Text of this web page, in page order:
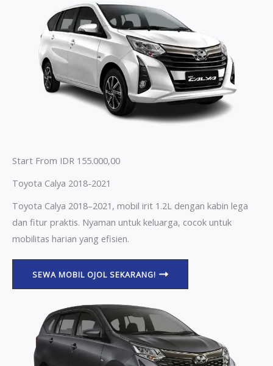
Start From IDR 155.000,00
Toyota Calya 2018-2021
Toyota Calya 2018–2021, mobil irit 1.2L dengan kabin lega
dan fitur praktis. Nyaman untuk keluarga, cocok untuk
mobilitas harian yang efisien.
SEWA MOBIL OJOL SEKARANG!